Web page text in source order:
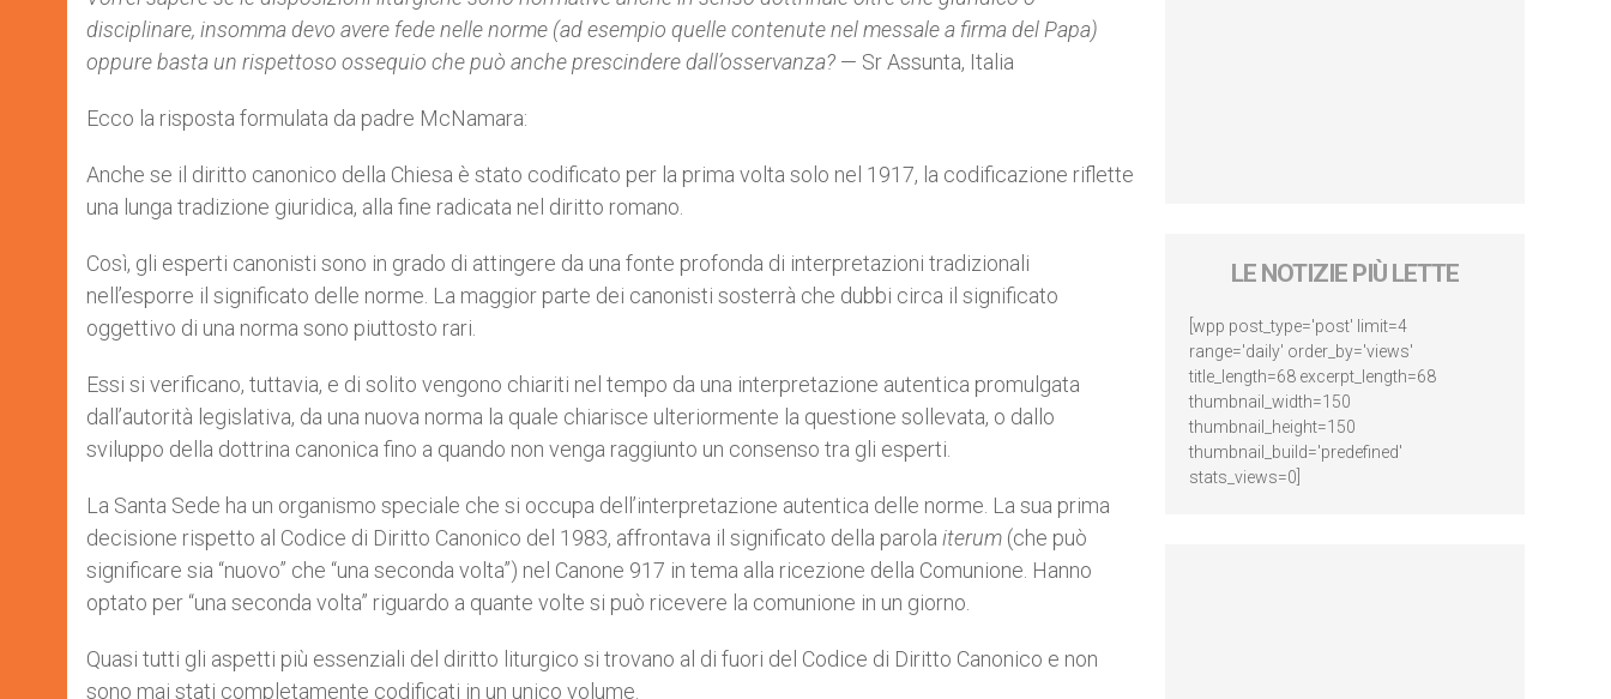
disciplinare, insomma devo avere fede nelle norme (ad esempio quelle contenute nel messale a firma del Papa)
oppure basta un rispettoso ossequio che può anche prescindere dall’osservanza? — Sr Assunta, Italia
Ecco la risposta formulata da padre McNamara:
Anche se il diritto canonico della Chiesa è stato codificato per la prima volta solo nel 1917, la codificazione riflette
una lunga tradizione giuridica, alla fine radicata nel diritto romano.
Così, gli esperti canonisti sono in grado di attingere da una fonte profonda di interpretazioni tradizionali
nell’esporre il significato delle norme. La maggior parte dei canonisti sosterrà che dubbi circa il significato
oggettivo di una norma sono piuttosto rari.
Essi si verificano, tuttavia, e di solito vengono chiariti nel tempo da una interpretazione autentica promulgata
dall’autorità legislativa, da una nuova norma la quale chiarisce ulteriormente la questione sollevata, o dallo
sviluppo della dottrina canonica fino a quando non venga raggiunto un consenso tra gli esperti.
La Santa Sede ha un organismo speciale che si occupa dell’interpretazione autentica delle norme. La sua prima
decisione rispetto al Codice di Diritto Canonico del 1983, affrontava il significato della parola iterum (che può
significare sia “nuovo” che “una seconda volta”) nel Canone 917 in tema alla ricezione della Comunione. Hanno
optato per “una seconda volta” riguardo a quante volte si può ricevere la comunione in un giorno.
Quasi tutti gli aspetti più essenziali del diritto liturgico si trovano al di fuori del Codice di Diritto Canonico e non
sono mai stati completamente codificati in un unico volume.
LE NOTIZIE PIÙ LETTE
[wpp post_type='post' limit=4
range='daily' order_by='views'
title_length=68 excerpt_length=68
thumbnail_width=150
thumbnail_height=150
thumbnail_build='predefined'
stats_views=0]